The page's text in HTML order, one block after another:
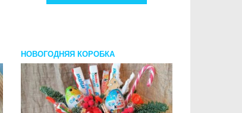
НОВОГОДНЯЯ КОРОБКА